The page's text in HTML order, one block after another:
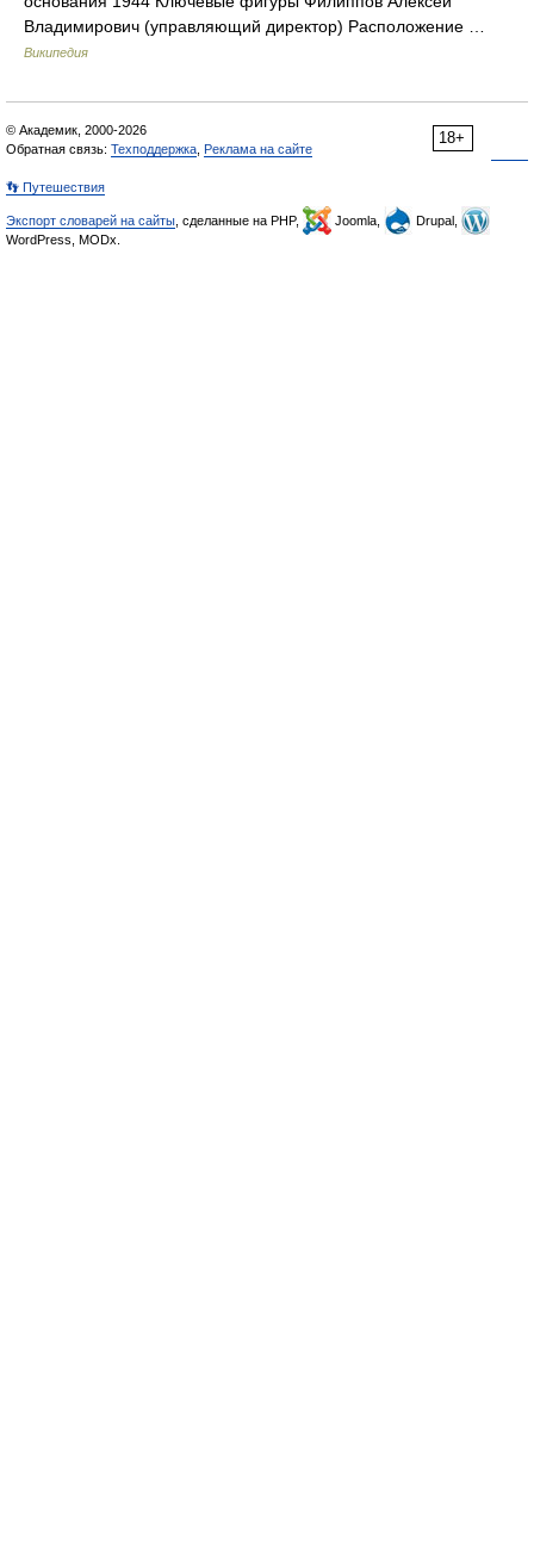
Владимирович (управляющий директор) Расположение …
Википедия
18+
© Академик, 2000-2026
Обратная связь: Техподдержка Реклама на сайте
👣 Путешествия
Экспорт словарей на сайты , сделанные на PHP, Joomla,
Drupal,
WordPress, MODx.